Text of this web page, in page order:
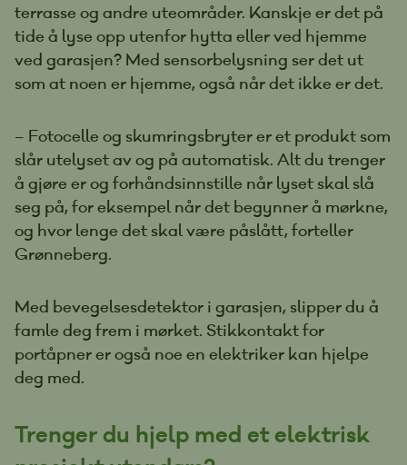
terrasse og andre uteområder. Kanskje er det på
tide å lyse opp utenfor hytta eller ved hjemme
ved garasjen? Med sensorbelysning ser det ut
som at noen er hjemme, også når det ikke er det.
– Fotocelle og skumringsbryter er et produkt som
slår utelyset av og på automatisk. Alt du trenger
å gjøre er og forhåndsinnstille når lyset skal slå
seg på, for eksempel når det begynner å mørkne,
og hvor lenge det skal være påslått, forteller
Grønneberg.
Med bevegelsesdetektor i garasjen, slipper du å
famle deg frem i mørket. Stikkontakt for
portåpner er også noe en elektriker kan hjelpe
deg med.
Trenger du hjelp med et elektrisk